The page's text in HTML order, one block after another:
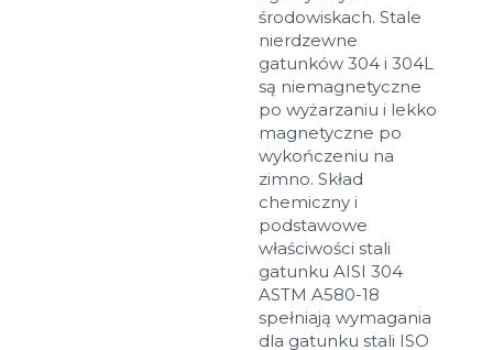
środowiskach. Stale
nierdzewne
gatunków 304 i 304L
są niemagnetyczne
po wyżarzaniu i lekko
magnetyczne po
wykończeniu na
zimno. Skład
chemiczny i
podstawowe
właściwości stali
gatunku AISI 304
ASTM A580-18
spełniają wymagania
dla gatunku stali ISO